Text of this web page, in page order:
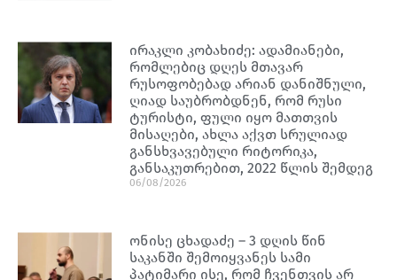
ირაკლი კობახიძე: ადამიანები,
რომლებიც დღეს მთავარ
რუსოფობებად არიან დანიშნული,
ღიად საუბრობდნენ, რომ რუსი
ტურისტი, ფული იყო მათთვის
მისაღები, ახლა აქვთ სრულიად
განსხვავებული რიტორიკა,
განსაკუთრებით, 2022 წლის შემდეგ
06/08/2026
ონისე ცხადაძე – 3 დღის წინ
საკანში შემოიყვანეს სამი
პატიმარი ისე, რომ ჩვენთვის არ